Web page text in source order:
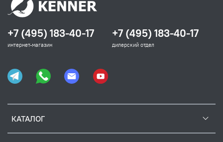
КАТАЛОГ
+7 (495) 183-40-17
интернет-магазин
+7 (495) 183-40-17
дилерский отдел